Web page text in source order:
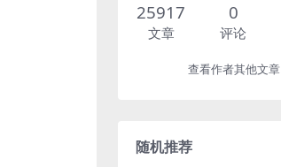
25917
文章
0
评论
查看作者其他文章
随机推荐